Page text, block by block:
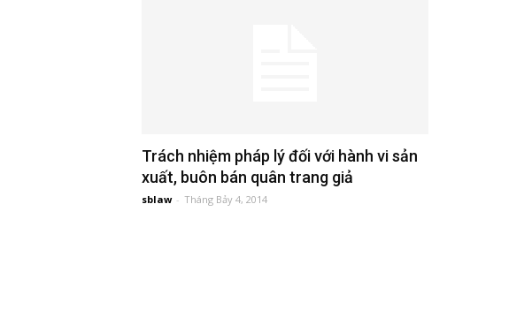
đầu
Trách nhiệm pháp lý đối với hành vi sản
xuất, buôn bán quân trang giả
sblaw - Tháng Bảy 4, 2014